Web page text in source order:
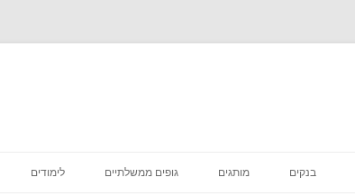
לתוכן
בנקים מותגים גופים ממשלתיים לימודים